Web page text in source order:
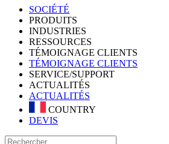
SOCIÉTÉ
PRODUITS
INDUSTRIES
RESSOURCES
TÉMOIGNAGE CLIENTS
TÉMOIGNAGE CLIENTS
SERVICE/SUPPORT
ACTUALITÉS
ACTUALITÉS
COUNTRY
DEVIS